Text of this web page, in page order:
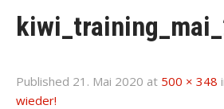
Published 21. Mai 2020 at 500 × 348
wieder!